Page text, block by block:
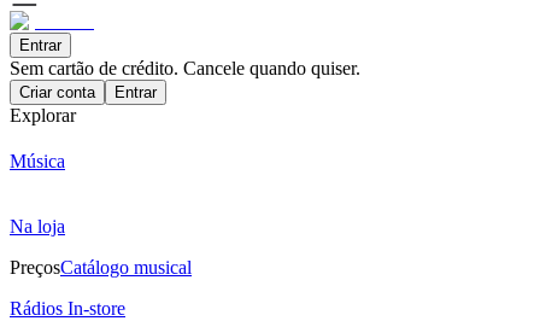
Entrar
Sem cartão de crédito. Cancele quando quiser.
Criar conta Entrar
Explorar
Música
Na loja
PreçosCatálogo musical
Rádios In-store